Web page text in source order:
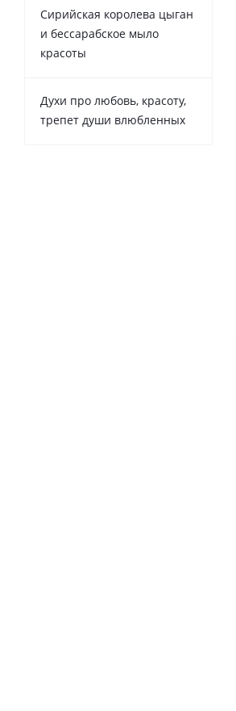
Сирийская королева цыган
и бессарабское мыло
красоты
Духи про любовь, красоту,
трепет души влюбленных